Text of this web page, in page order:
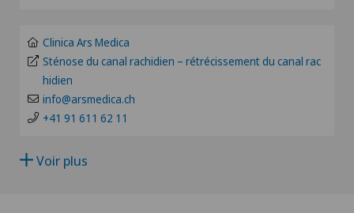
Arthroscopie genou
Arthrose
Arthrose de la hanche
Patients internationaux
Privatklinik Siloah
NE
Clinica Ars Medica
Sténose du canal rachidien – rétrécissement du canal rac
hidien
info@arsmedica.ch
+41 91 611 62 11
Voir plus